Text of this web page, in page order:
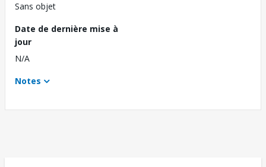
Sans objet
Date de dernière mise à
jour
N/A
Notes